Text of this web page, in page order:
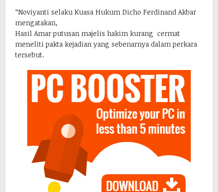
“Noviyanti selaku Kuasa Hukum Dicho Ferdinand Akbar
mengatakan,
Hasil Amar putusan majelis hakim kurang cermat
meneliti pakta kejadian yang sebenarnya dalam perkara
tersebut.